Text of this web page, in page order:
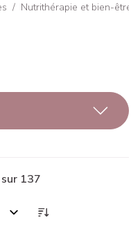
/ Nutrithérapie et bien-être
sur 137